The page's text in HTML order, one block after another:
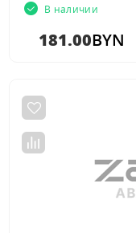
В наличии
181.00BYN